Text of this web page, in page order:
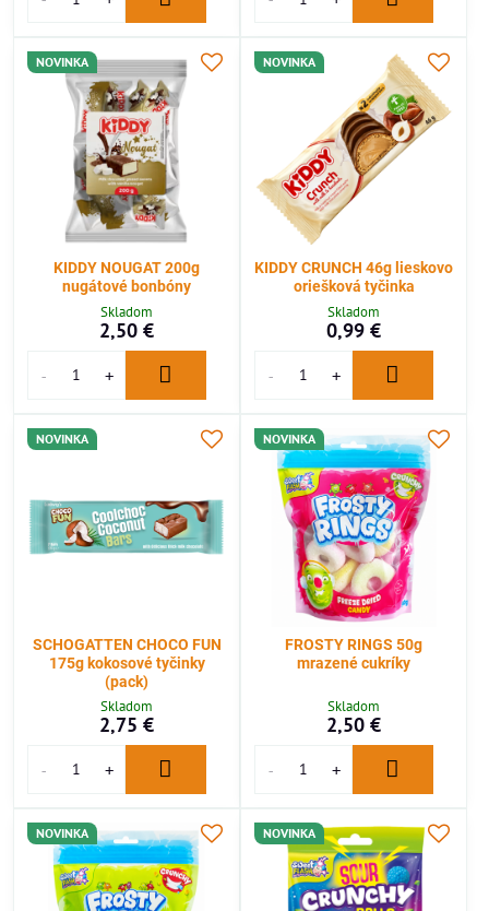
NOVINKA
KIDDY NOUGAT 200g
nugátové bonbóny
Skladom
2,50 €
NOVINKA
KIDDY CRUNCH 46g lieskovo
oriešková tyčinka
Skladom
0,99 €
NOVINKA
SCHOGATTEN CHOCO FUN
175g kokosové tyčinky
(pack)
Skladom
2,75 €
NOVINKA
FROSTY RINGS 50g
mrazené cukríky
Skladom
2,50 €
NOVINKA NOVINKA